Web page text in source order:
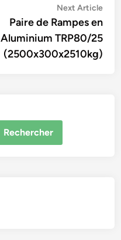
Next Article
Paire de Rampes en
Aluminium TRP80/25
(2500x300x2510kg)
Rechercher